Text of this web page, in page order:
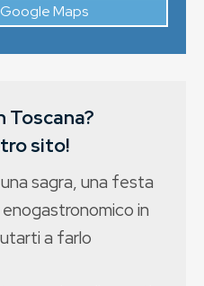
Maps
Toscana?
sito!
sagra, una festa
in
a farlo